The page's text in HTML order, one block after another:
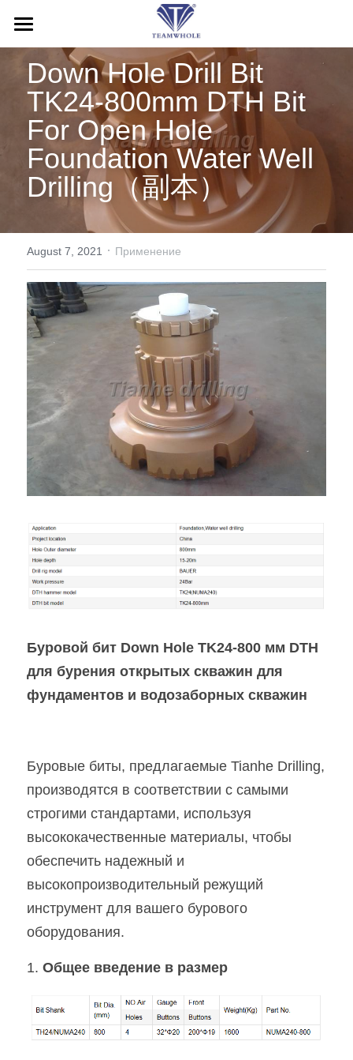
ДОМ
О НАС
ПРОДУКЦИЯ
Буровые молоты
Буровые насадки
Бурильные трубы
Буровые обсадные системы
Инструменты обратной циркуляции
Буровая установка
Установки с верхним ударником
Другая продукция
УСЛУГИ
Послепродажное обслуживание
Заявки
Блог
Выставка
НОВОСТИ
Русский
English
Español
Down Hole Drill Bit
TK24-800mm DTH Bit
For Open Hole
Foundation Water Well
Drilling（副本）
August 7, 2021 · Применение
Буровой бит Down Hole TK24-800 мм DTH
для бурения открытых скважин для
фундаментов и водозаборных скважин
Буровые биты, предлагаемые Tianhe Drilling,
производятся в соответствии с самыми
строгими стандартами, используя
высококачественные материалы, чтобы
обеспечить надежный и
высокопроизводительный режущий
инструмент для вашего бурового
оборудования.
1. Общее введение в размер